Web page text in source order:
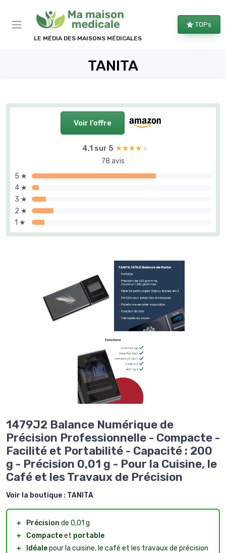
LE MÉDIA DES MAISONS MÉDICALES
TOPs
TANITA
Voir l'offre
4,1 sur 5 ★★★★★
★★★★★
78 avis
5 ★
4 ★
3 ★
2 ★
1 ★
1479J2 Balance Numérique de
Précision Professionnelle - Compacte -
Facilité et Portabilité - Capacité : 200
g - Précision 0,01 g - Pour la Cuisine, le
Café et les Travaux de Précision
Voir la boutique : TANITA
＋ Précision de 0,01 g
＋
Compacteet portable
＋
Idéalepour la cuisine, le café et les travaux de précision